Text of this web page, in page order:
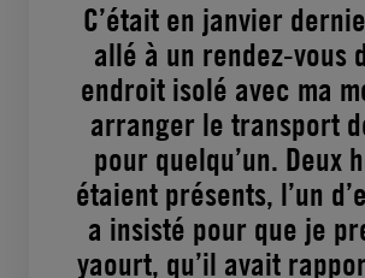
C’était en janvier
allé à un rendez-vous
endroit isolé avec ma
arranger le transport
pour quelqu’un. Deux
étaient présents, l’un
a insisté pour que je
yaourt, qu’il avait